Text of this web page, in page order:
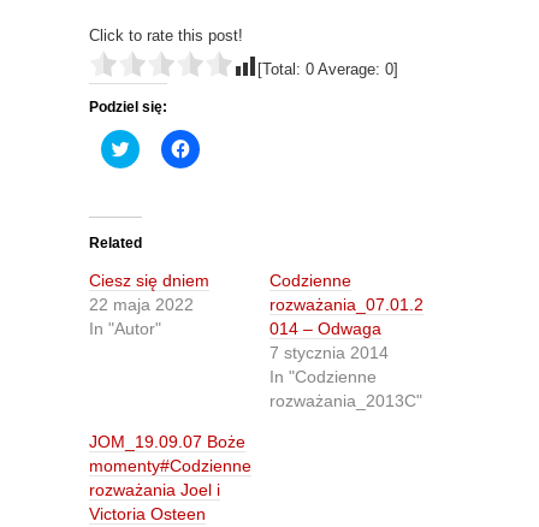
Click to rate this post!
[Total: 0 Average: 0]
Podziel się:
C
l
t
o
a
r
e
o
e
r
(
O
p
e
C
l
a
r
o
o
k
(
O
p
Related
Ciesz się dniem
22 maja 2022
In "Autor"
Codzienne
rozważania_07.01.2
014 – Odwaga
7 stycznia 2014
In "Codzienne
rozważania_2013C"
JOM_19.09.07 Boże
momenty#Codzienne
rozważania Joel i
Victoria Osteen